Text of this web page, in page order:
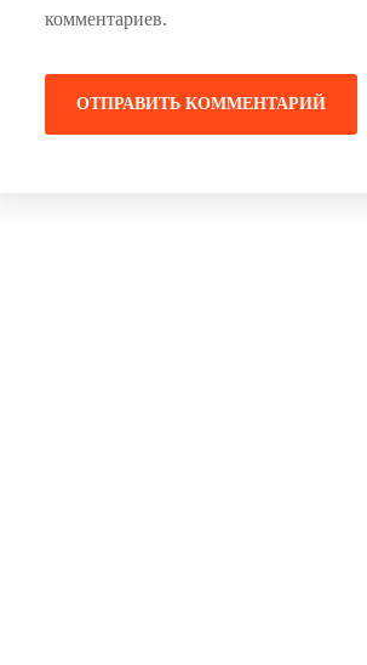
комментариев.